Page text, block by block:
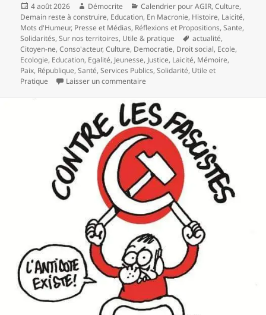
Publié
le
4 août 2026 Auteur
Démocrite Catégories
Calendrier pour AGIR,Culture,
Demain reste à construire, Education, En Macronie, Histoire, Laicité,
Mots d'Humeur, Presse et Médias, Réflexions et Propositions,Sante,
Solidarités,Sur nos territoires, Utile & pratique
Mots-
clés
actualité,
Citoyen-ne,Conso'acteur,Culture, Democratie, Droit social, Ecole,
Ecologie, Education, Egalité, Jeunesse, Justice, Laicité, Mémoire,
Paix, République,Santé,Services Publics,Solidarité, Utile et
Pratique
Laisser un commentaire